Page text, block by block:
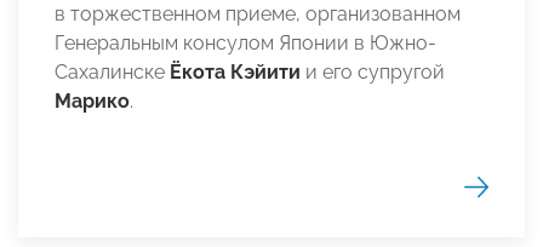
в торжественном приеме, организованном
Генеральным консулом Японии в Южно-
Сахалинске Ёкота Кэйити и его супругой
Марико.